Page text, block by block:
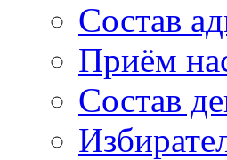
Состав
Приём
Состав